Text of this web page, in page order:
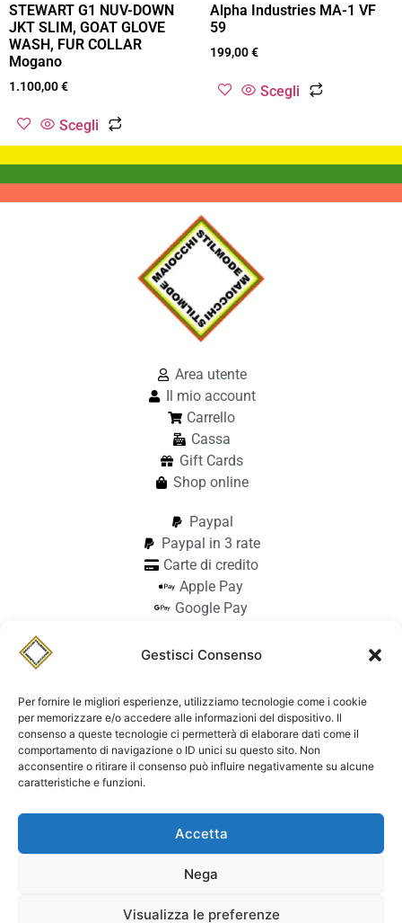
Gestisci Consenso
Per fornire le migliori esperienze, utilizziamo tecnologie come i cookie
per memorizzare e/o accedere alle informazioni del dispositivo. Il
consenso a queste tecnologie ci permetterà di elaborare dati come il
comportamento di navigazione o ID unici su questo sito. Non
acconsentire o ritirare il consenso può influire negativamente su alcune
caratteristiche e funzioni.
Accetta
Nega
Visualizza le preferenze
STEWART G1 NUV-DOWN
JKT SLIM, GOAT GLOVE
WASH, FUR COLLAR
Mogano
1.100,00€
Scegli
Alpha Industries MA-1 VF
59
199,00€
Scegli
Area utente
Il mio account
Carrello
Cassa
Gift Cards
Shop online
Paypal
Paypal in 3 rate
Carte di credito
Apple Pay
Google Pay
Pagamento alla consegna
StilmodeMaiocchi
© Stilmode Maiocchi 2026 | P.iva
01942740182
Powered by Paolo Sacchi Design
Dichiarazione di accessibilità